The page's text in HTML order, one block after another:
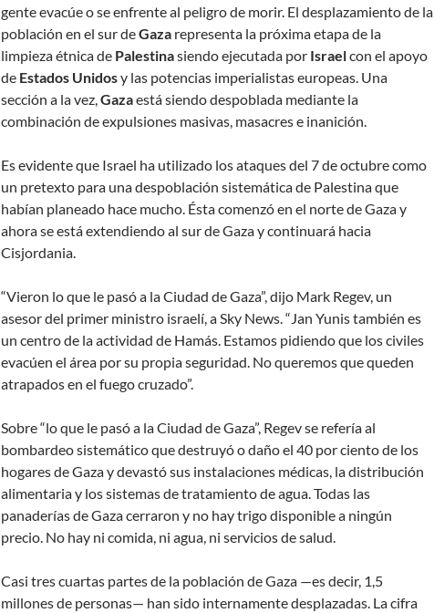
gente evacúe o se enfrente al peligro de morir. El desplazamiento de la
población en el sur deGaza representa la próxima etapa de la
limpieza étnica de Palestinasiendo ejecutada por Israelcon el apoyo
de Estados Unidosy las potencias imperialistas europeas. Una
sección a la vez,Gazaestá siendo despoblada mediante la
combinación de expulsiones masivas, masacres e inanición.
Es evidente que Israel ha utilizado los ataques del 7 de octubre como
un pretexto para una despoblación sistemática de Palestina que
habían planeado hace mucho. Ésta comenzó en el norte de Gaza y
ahora se está extendiendo al sur de Gaza y continuará hacia
Cisjordania.
“Vieron lo que le pasó a la Ciudad de Gaza”, dijo Mark Regev, un
asesor del primer ministro israelí, a Sky News. “Jan Yunis también es
un centro de la actividad de Hamás. Estamos pidiendo que los civiles
evacúen el área por su propia seguridad. No queremos que queden
atrapados en el fuego cruzado”.
Sobre “lo que le pasó a la Ciudad de Gaza”, Regev se refería al
bombardeo sistemático que destruyó o daño el 40 por ciento de los
hogares de Gaza y devastó sus instalaciones médicas, la distribución
alimentaria y los sistemas de tratamiento de agua. Todas las
panaderías de Gaza cerraron y no hay trigo disponible a ningún
precio. No hay ni comida, ni agua, ni servicios de salud.
Casi tres cuartas partes de la población de Gaza —es decir, 1,5
millones de personas— han sido internamente desplazadas. La cifra